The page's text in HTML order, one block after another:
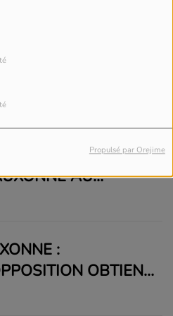
Propulsé par Orejime
À
D’OR : UN PLAN
POUR
COLLÉGIENS
AU
RUN:
OBTIENT